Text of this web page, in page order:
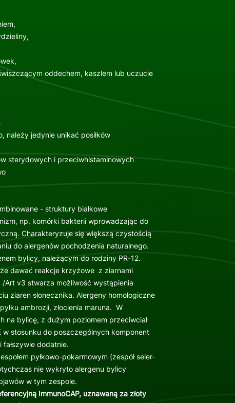
oddechem, kaszlem lub uczucie
należy jedynie unikać posiłków
sterydowych i przeciwhistaminowych
- struktury białkowe
np. komórki bakterii wprowadzając do
Charakteryzuje się większą czystością
do alergenów pochodzenia naturalnego.
bylicy, należącym do rodziny PR-12.
dawać reakcje krzyżowe z ziarnami
/Art v3 stwarza możliwość wystąpienia
ziaren słonecznika. Alergeny homologiczne
ambrozji, złocienia maruna. W
na bylicę, z dużym poziomem przeciwciał
w stosunku do poszczególnych komponent
dodatnie.
pyłkowo-pokarmowym (zespół seler-
nie wykryto alergenu bylicy
w tym zespole.
ImmunoCAP, uznawaną za złoty